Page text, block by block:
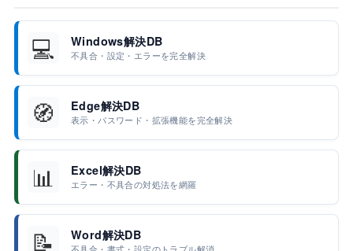
💻 Windows解決DB
不具合・設定・エラーを完全解決
🧭 Edge解決DB
表示・パスワード・拡張機能を完全解決
📊 Excel解決DB
エラー・不具合の対処法を網羅
📝 Word解決DB